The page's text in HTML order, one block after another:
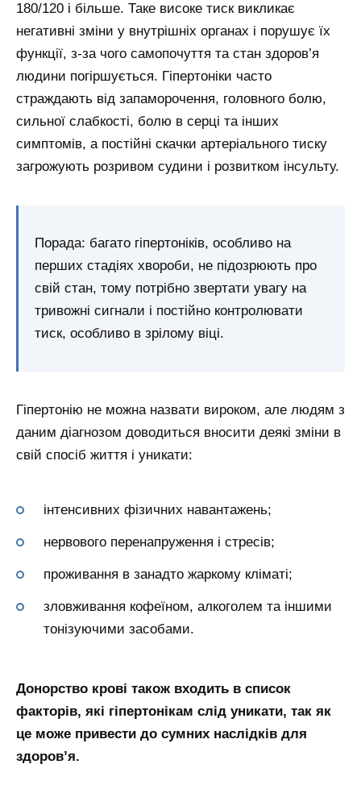
180/120 і більше. Таке високе тиск викликає
негативні зміни у внутрішніх органах і порушує їх
функції, з-за чого самопочуття та стан здоров’я
людини погіршується. Гіпертоніки часто
страждають від запаморочення, головного болю,
сильної слабкості, болю в серці та інших
симптомів, а постійні скачки артеріального тиску
загрожують розривом судини і розвитком інсульту.
Порада: багато гіпертоніків, особливо на
перших стадіях хвороби, не підозрюють про
свій стан, тому потрібно звертати увагу на
тривожні сигнали і постійно контролювати
тиск, особливо в зрілому віці.
Гіпертонію не можна назвати вироком, але людям з
даним діагнозом доводиться вносити деякі зміни в
свій спосіб життя і уникати:
інтенсивних фізичних навантажень;
нервового перенапруження і стресів;
проживання в занадто жаркому кліматі;
зловживання кофеїном, алкоголем та іншими
тонізуючими засобами.
Донорство крові також входить в список
факторів, які гіпертонікам слід уникати, так як
це може привести до сумних наслідків для
здоров’я.